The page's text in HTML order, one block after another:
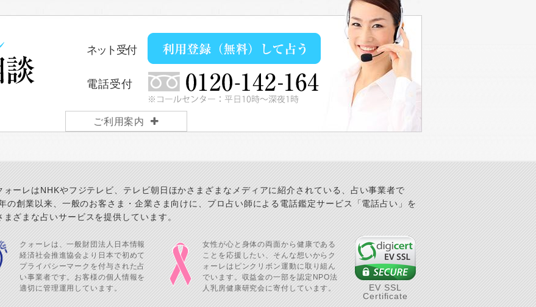
ネット受付
電話受付
ご利用案内
ォーレはNHKやフジテレビ、テレビ朝日ほかさまざまなメディアに紹介されている、占い事業者で
の創業以来、一般のお客さま・企業さま向けに、プロ占い師による電話鑑定サービス「電話占い」を
まざまな占いサービスを提供しています。
クォーレは、一般財団法人日本情報
経済社会推進協会より日本で初めて
プライバシーマークを付与された占
い事業者です。お客様の個人情報を
適切に管理運用しています。
女性が心と身体の両面から健康である
ことを応援したい、そんな想いからク
ォーレはピンクリボン運動に取り組ん
でいます。収益金の一部を認定NPO法
人乳房健康研究会に寄付しています。
EV SSL
Certificate